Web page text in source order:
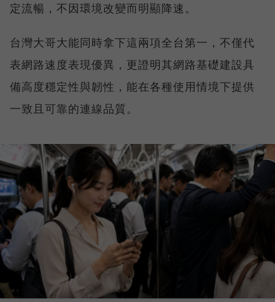
定流暢，不因環境改變而明顯降速。
台灣大哥大能同時拿下這兩項全台第一，不僅代
表網路速度表現優異，更證明其網路基礎建設具
備高度穩定性與韌性，能在各種使用情境下提供
一致且可靠的連線品質。